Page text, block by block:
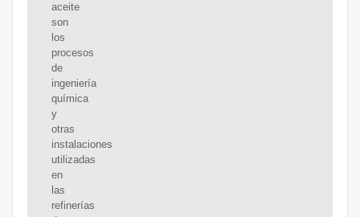
aceite
son
los
procesos
de
ingeniería
química
y
otras
instalaciones
utilizadas
en
las
refinerías